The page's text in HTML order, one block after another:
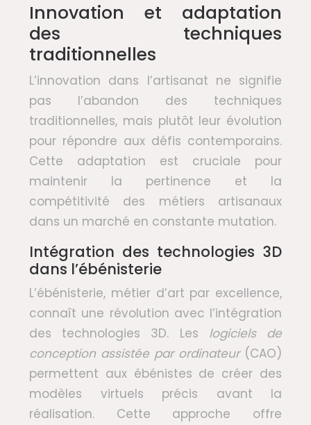
Innovation et adaptation
des techniques
traditionnelles
L’innovation dans l’artisanat ne signifie
pas l’abandon des techniques
traditionnelles, mais plutôt leur évolution
pour répondre aux défis contemporains.
Cette adaptation est cruciale pour
maintenir la pertinence et la
compétitivité des métiers artisanaux
dans un marché en constante mutation.
Intégration des technologies 3D
dans l’ébénisterie
L’ébénisterie, métier d’art par excellence,
connaît une révolution avec l’intégration
des technologies 3D. Les logiciels de
conception assistée par ordinateur (CAO)
permettent aux ébénistes de créer des
modèles virtuels précis avant la
réalisation. Cette approche offre